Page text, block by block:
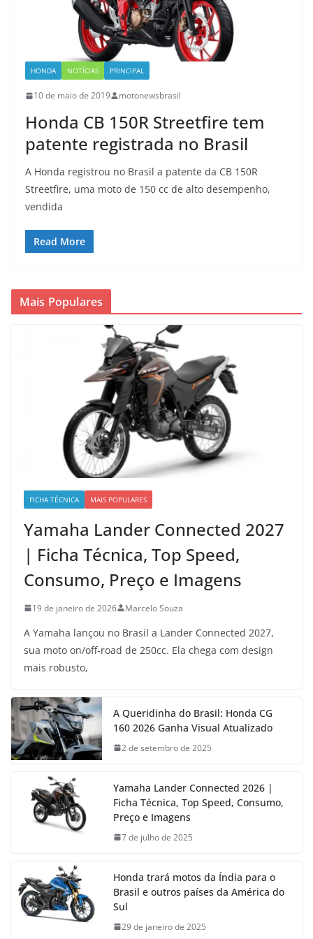
HONDA NOTÍCIAS PRINCIPAL
10 de maio de 2019 motonewsbrasil
Honda CB 150R Streetfire tem
patente registrada no Brasil
A Honda registrou no Brasil a patente da CB 150R
Streetfire, uma moto de 150 cc de alto desempenho,
vendida
Read More
Mais Populares
FICHA TÉCNICA MAIS POPULARES
Yamaha Lander Connected 2027
| Ficha Técnica, Top Speed,
Consumo, Preço e Imagens
19 de janeiro de 2026 Marcelo Souza
A Yamaha lançou no Brasil a Lander Connected 2027,
sua moto on/off-road de 250cc. Ela chega com design
mais robusto,
A Queridinha do Brasil: Honda CG
160 2026 Ganha Visual Atualizado
2 de setembro de 2025
Yamaha Lander Connected 2026 |
Ficha Técnica, Top Speed, Consumo,
Preço e Imagens
7 de julho de 2025
Honda trará motos da Índia para o
Brasil e outros países da América do
Sul
29 de janeiro de 2025